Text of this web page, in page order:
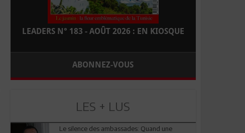
LEADERS N° 183 - AOÛT 2026 : EN KIOSQUE
ABONNEZ-VOUS
LES + LUS
Le silence des ambassades: Quand une